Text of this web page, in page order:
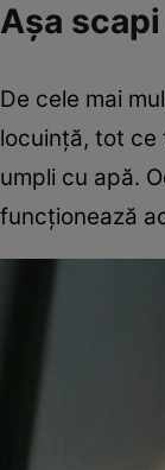
Așa
De cele mai
locuință, tot ce
umpli cu apă.
funcționează